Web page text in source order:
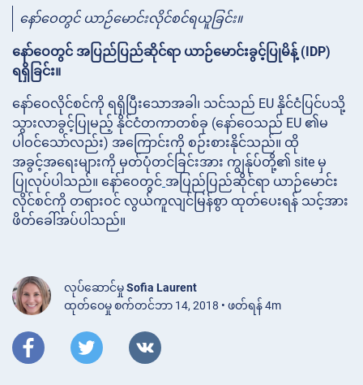
နော်ဝေတွင် ယာဉ်မောင်းလိုင်စင်ရယူခြင်း။
နော်ဝေတွင် အပြည်ပြည်ဆိုင်ရာ ယာဉ်မောင်းခွင့်ပြုမိန့် (IDP)
ရရှိခြင်း။
နော်ဝေလိုင်စင်ကို ရရှိပြီးသောအခါ၊ သင်သည် EU နိုင်ငံပြင်ပသို့
သွားလာခွင့်ပြုမည့် နိုင်ငံတကာတစ်ခု (နော်ဝေသည် EU ၏မ
ပါဝင်သော်လည်း) အကြောင်းကို စဉ်းစားနိုင်သည်။ ထို
အခွင့်အရေးများကို မှတ်ပုံတင်ခြင်းအား ကျွန်ုပ်တို့၏ site မှ
ပြုလုပ်ပါသည်။ နော်ဝေတွင် အပြည်ပြည်ဆိုင်ရာ ယာဉ်မောင်း
လိုင်စင်ကို တရားဝင် လွယ်ကူလျင်မြန်စွာ ထုတ်ပေးရန် သင့်အား
ဖိတ်ခေါ်အပ်ပါသည်။
လုပ်ဆောင်မှုSofia Laurent
ထုတ်ဝေမှု စက်တင်ဘာ 14, 2018 • ဖတ်ရန် 4m